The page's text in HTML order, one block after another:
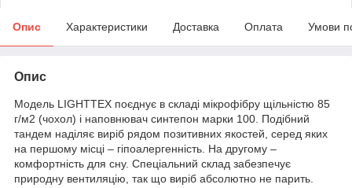
Опис Характеристики Доставка Оплата Умови
Опис
Модель LIGHTTEX поєднує в складі мікрофібру щільністю 85
г/м2 (чохол) і наповнювач синтепон марки 100. Подібний
тандем наділяє виріб рядом позитивних якостей, серед яких
на першому місці – гіпоалергенність. На другому –
комфортність для сну. Спеціальний склад забезпечує
природну вентиляцію, так що виріб абсолютно не парить.